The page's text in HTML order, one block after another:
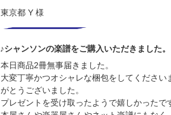
東京都 Y 様
♪シャンソンの楽譜をご購入いただきました。
本日商品2冊無事届きました。
大変丁寧かつオシャレな梱包をしてください
がとうございました。
プレゼントを受け取ったようで嬉しかったで